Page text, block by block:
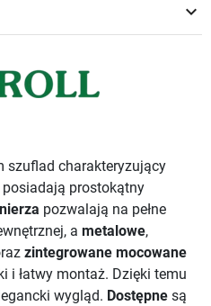
keyboard_arrow_down
szuflad charakteryzujący
posiadają prostokątny
pozwalają na pełne
a metalowe,
zintegrowane mocowane
i łatwy montaż. Dzięki temu
wygląd. Dostępne są